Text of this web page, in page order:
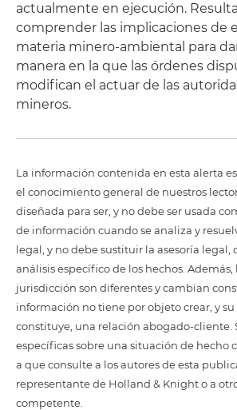
actualmente en ejecución.
comprender las implicaciones de
materia minero-ambiental para
manera en la que las órdenes
modifican el actuar de las
mineros.
La información contenida en esta alerta
el conocimiento general de nuestros
diseñada para ser, y no debe ser usada
de información cuando se analiza y
legal, y no debe sustituir la asesoría legal,
análisis específico de los hechos. Además,
jurisdicción son diferentes y cambian
información no tiene por objeto crear, y
constituye, una relación abogado-cliente.
específicas sobre una situación de hecho
a que consulte a los autores de esta
representante de Holland & Knight o a
competente.